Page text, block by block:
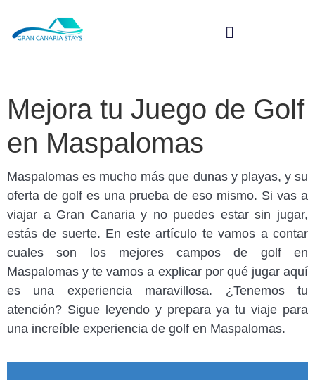
Mejora tu Juego de Golf
en Maspalomas
Maspalomas es mucho más que dunas y playas, y su
oferta de golf es una prueba de eso mismo. Si vas a
viajar a Gran Canaria y no puedes estar sin jugar,
estás de suerte. En este artículo te vamos a contar
cuales son los mejores campos de golf en
Maspalomas y te vamos a explicar por qué jugar aquí
es una experiencia maravillosa. ¿Tenemos tu
atención? Sigue leyendo y prepara ya tu viaje para
una increíble experiencia de golf en Maspalomas.